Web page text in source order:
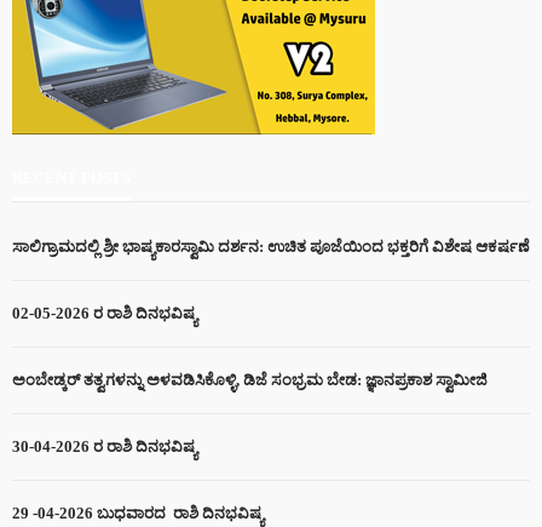
ಸಾಲಿಗ್ರಾಮದಲ್ಲಿ ಶ್ರೀ ಭಾಷ್ಯಕಾರಸ್ವಾಮಿ ದರ್ಶನ: ಉಚಿತ ಪೂಜೆಯಿಂದ ಭಕ್ತರಿಗೆ ವಿಶೇಷ ಆಕರ್ಷಣೆ
02-05-2026 ರ ರಾಶಿ ದಿನಭವಿಷ್ಯ
ಅಂಬೇಡ್ಕರ್ ತತ್ವಗಳನ್ನು ಅಳವಡಿಸಿಕೊಳ್ಳಿ, ಡಿಜೆ ಸಂಭ್ರಮ ಬೇಡ: ಜ್ಞಾನಪ್ರಕಾಶ ಸ್ವಾಮೀಜಿ
30-04-2026 ರ ರಾಶಿ ದಿನಭವಿಷ್ಯ
29 -04-2026 ಬುಧವಾರದ ರಾಶಿ ದಿನಭವಿಷ್ಯ